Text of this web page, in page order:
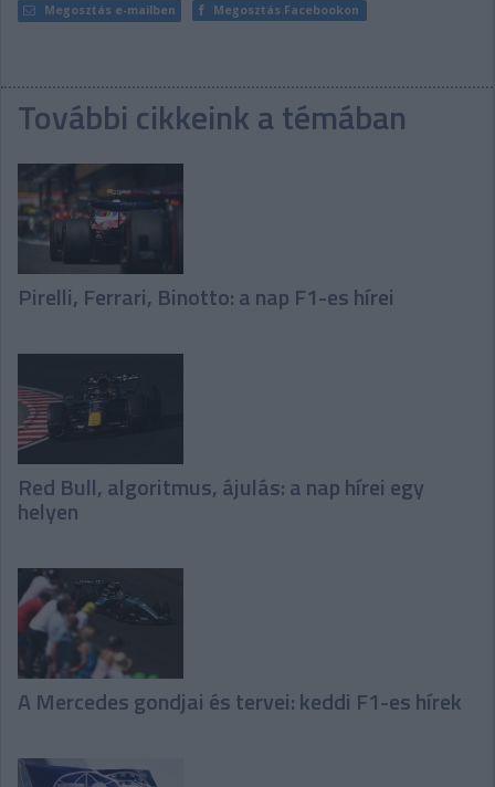
Megosztás e-mailben Megosztás Facebookon
További cikkeink a témában
Pirelli, Ferrari, Binotto: a nap F1-es hírei
Red Bull, algoritmus, ájulás: a nap hírei egy
helyen
A Mercedes gondjai és tervei: keddi F1-es hírek